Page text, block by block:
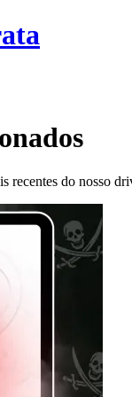
recentes do nosso